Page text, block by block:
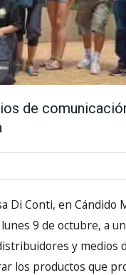
de
Di Conti, en Cándido
9 de octubre, a
y medios
los productos que